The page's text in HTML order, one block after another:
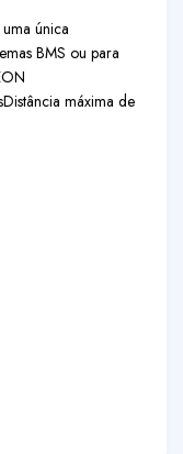
única
BMS ou para
Distância máxima de